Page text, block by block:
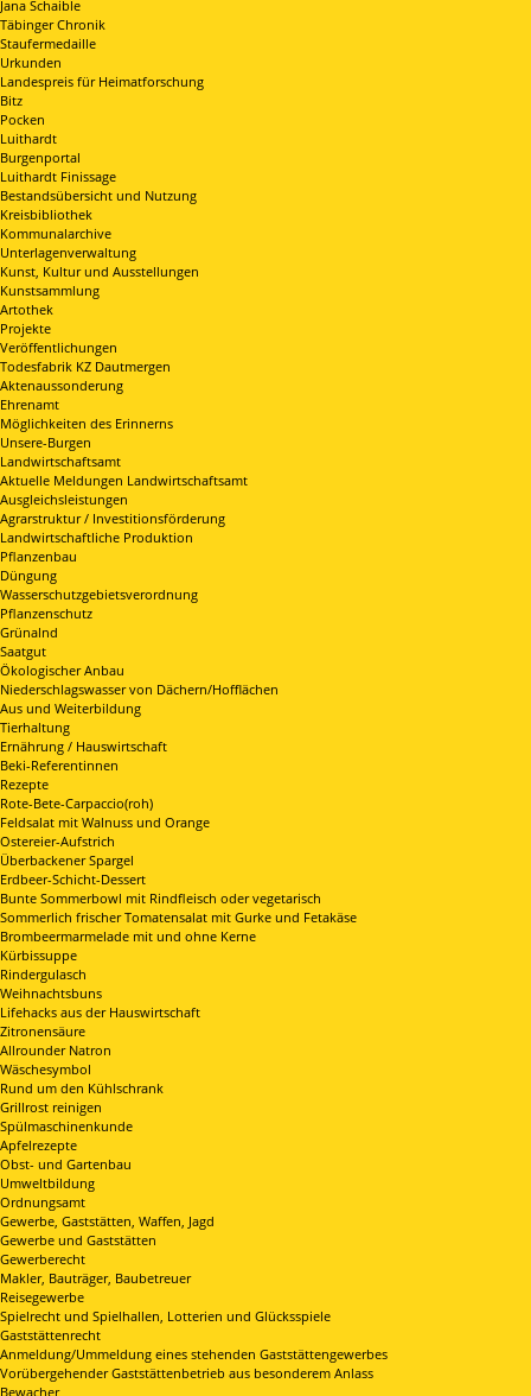
Jana Schaible
Täbinger Chronik
Staufermedaille
Urkunden
Landespreis für Heimatforschung
Bitz
Pocken
Luithardt
Burgenportal
Luithardt Finissage
Bestandsübersicht und Nutzung
Kreisbibliothek
Kommunalarchive
Unterlagenverwaltung
Kunst, Kultur und Ausstellungen
Kunstsammlung
Artothek
Projekte
Veröffentlichungen
Todesfabrik KZ Dautmergen
Aktenaussonderung
Ehrenamt
Möglichkeiten des Erinnerns
Unsere-Burgen
Landwirtschaftsamt
Aktuelle Meldungen Landwirtschaftsamt
Ausgleichsleistungen
Agrarstruktur / Investitionsförderung
Landwirtschaftliche Produktion
Pflanzenbau
Düngung
Wasserschutzgebietsverordnung
Pflanzenschutz
Grünalnd
Saatgut
Ökologischer Anbau
Niederschlagswasser von Dächern/Hofflächen
Aus und Weiterbildung
Tierhaltung
Ernährung / Hauswirtschaft
Beki-Referentinnen
Rezepte
Rote-Bete-Carpaccio(roh)
Feldsalat mit Walnuss und Orange
Ostereier-Aufstrich
Überbackener Spargel
Erdbeer-Schicht-Dessert
Bunte Sommerbowl mit Rindfleisch oder vegetarisch
Sommerlich frischer Tomatensalat mit Gurke und Fetakäse
Brombeermarmelade mit und ohne Kerne
Kürbissuppe
Rindergulasch
Weihnachtsbuns
Lifehacks aus der Hauswirtschaft
Zitronensäure
Allrounder Natron
Wäschesymbol
Rund um den Kühlschrank
Grillrost reinigen
Spülmaschinenkunde
Apfelrezepte
Obst- und Gartenbau
Umweltbildung
Ordnungsamt
Gewerbe, Gaststätten, Waffen, Jagd
Gewerbe und Gaststätten
Gewerberecht
Makler, Bauträger, Baubetreuer
Reisegewerbe
Spielrecht und Spielhallen, Lotterien und Glücksspiele
Gaststättenrecht
Anmeldung/Ummeldung eines stehenden Gaststättengewerbes
Vorübergehender Gaststättenbetrieb aus besonderem Anlass
Bewacher